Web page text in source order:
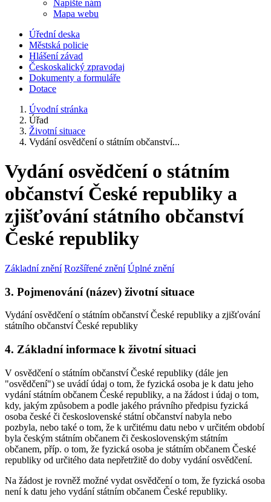
Napište nám
Mapa webu
Úřední deska
Městská policie
Hlášení závad
Českoskalický zpravodaj
Dokumenty a formuláře
Dotace
Úvodní stránka
Úřad
Životní situace
Vydání osvědčení o státním občanství...
Vydání osvědčení o státním
občanství České republiky a
zjišťování státního občanství
České republiky
Základní znění Rozšířené znění Úplné znění
3. Pojmenování (název) životní situace
Vydání osvědčení o státním občanství České republiky a zjišťování
státního občanství České republiky
4. Základní informace k životní situaci
V osvědčení o státním občanství České republiky (dále jen
"osvědčení") se uvádí údaj o tom, že fyzická osoba je k datu jeho
vydání státním občanem České republiky, a na žádost i údaj o tom,
kdy, jakým způsobem a podle jakého právního předpisu fyzická
osoba české či československé státní občanství nabyla nebo
pozbyla, nebo také o tom, že k určitému datu nebo v určitém období
byla českým státním občanem či československým státním
občanem, příp. o tom, že fyzická osoba je státním občanem České
republiky od určitého data nepřetržitě do doby vydání osvědčení.
Na žádost je rovněž možné vydat osvědčení o tom, že fyzická osoba
není k datu jeho vydání státním občanem České republiky.